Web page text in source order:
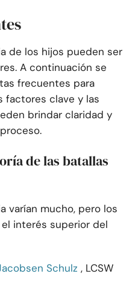
de los hijos pueden ser
A continuación se
frecuentes para
factores clave y las
brindar claridad y
de las batallas
varían mucho, pero los
interés superior del
Schulz , LCSW